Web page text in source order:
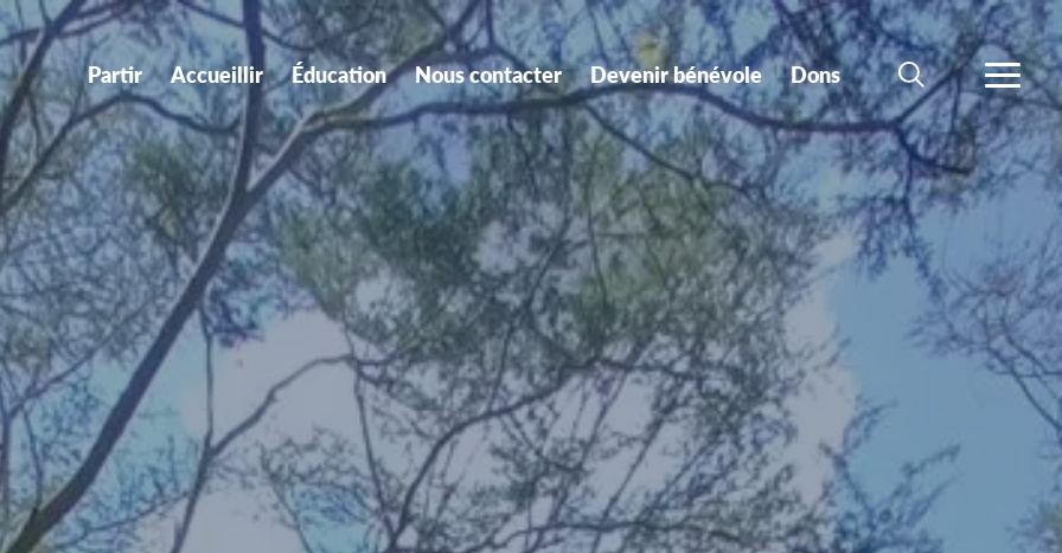
Partir Accueillir Éducation Nous contacter Devenir bénévole Dons
CHERCHERPLUS